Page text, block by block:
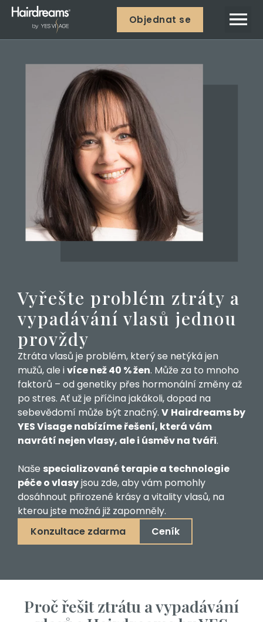
Objednat se
Vyřešte problém ztráty a
vypadávání vlasů jednou
provždy
Ztráta vlasů je problém, který se netýká jen
mužů, ale ivíce než 40 % žen. Může za to mnoho
faktorů – od genetiky přes hormonální změny až
po stres. Ať už je příčina jakákoli, dopad na
sebevědomí může být značný. V Hairdreams by
YES Visage nabízíme řešení, která vám
navrátí nejen vlasy, ale i úsměv na tváři.
Naše specializované terapie a technologie
péče o vlasyjsou zde, aby vám pomohly
dosáhnout přirozené krásy a vitality vlasů, na
kterou jste možná již zapomněly.
Konzultace zdarma
Ceník
Proč řešit ztrátu a vypadávání